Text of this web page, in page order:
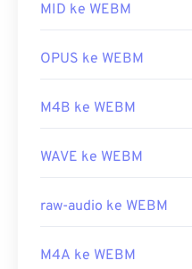
mendukung berkas
Tautan yang berguna:
https://
MID ke WEBM
OPUS ke WEBM
M4B ke WEBM
WAVE ke WEBM
raw-audio ke WEBM
M4A ke WEBM